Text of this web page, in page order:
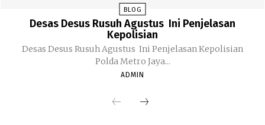
BLOG
Desas Desus Rusuh Agustus Ini Penjelasan
Kepolisian
Desas Desus Rusuh Agustus Ini Penjelasan Kepolisian
Polda Metro Jaya...
ADMIN